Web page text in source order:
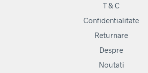
T & C
Confidentialitate
Returnare
Despre
Noutati